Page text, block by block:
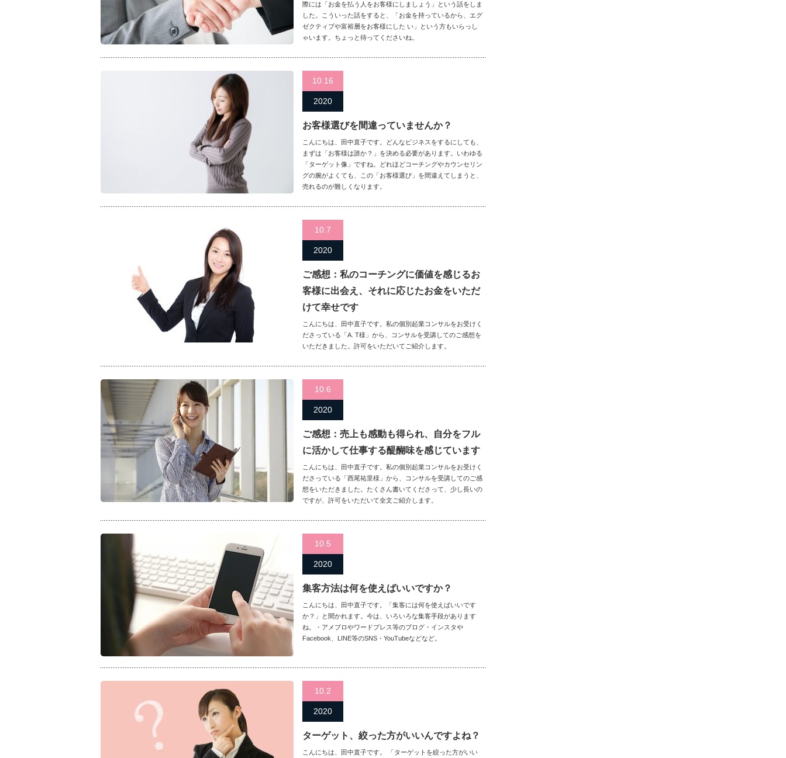
際には「お金を払う人をお客様にしましょう」という話をしま
した。こういった話をすると、「お金を持っているから、エグ
ゼクティブや富裕層をお客様にした い」という方もいらっし
ゃいます。ちょっと待ってくださいね。
10.16
2020
お客様選びを間違っていませんか？
こんにちは、田中直子です。どんなビジネスをするにしても、
まずは「お客様は誰か？」を決める必要があります。いわゆる
「ターゲット像」ですね。どれほどコーチングやカウンセリン
グの腕がよくても、この「お客様選び」を間違えてしまうと、
売れるのが難しくなります。
10.7
2020
ご感想：私のコーチングに価値を感じるお
客様に出会え、それに応じたお金をいただ
けて幸せです
こんにちは、田中直子です。私の個別起業コンサルをお受けく
ださっている「A. T様」から、コンサルを受講してのご感想を
いただきました。許可をいただいてご紹介します。
10.6
2020
ご感想：売上も感動も得られ、自分をフル
に活かして仕事する醍醐味を感じています
こんにちは、田中直子です。私の個別起業コンサルをお受けく
ださっている「西尾祐里様」から、コンサルを受講してのご感
想をいただきました。たくさん書いてくださって、少し長いの
ですが、許可をいただいて全文ご紹介します。
10.5
2020
集客方法は何を使えばいいですか？
こんにちは、田中直子です。「集客には何を使えばいいです
か？」と聞かれます。今は、いろいろな集客手段があります
ね。・アメブロやワードプレス等のブログ・インスタや
Facebook、LINE等のSNS・YouTubeなどなど。
10.2
2020
ターゲット、絞った方がいいんですよね？
こんにちは、田中直子です。 「ターゲットを絞った方がいい